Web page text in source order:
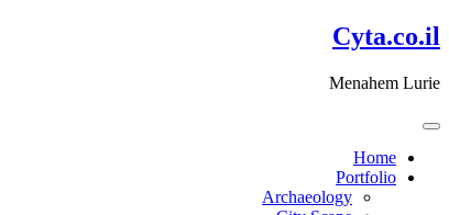
דלג
לתוכן
Cyta.co.il
Menahem Lurie
Home
Portfolio
Archaeology